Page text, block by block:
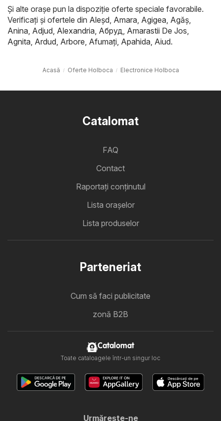
Și alte orașe pun la dispoziție oferte speciale favorabile.
Verificați și ofertele din Aleşd Amara Agigea Agăş
Anina Adjud Alexandria Абруд Amarastii De Jos
Agnita Ardud Arbore Afumaţi Apahida Aiud.
Acasă Oferte Holboca Electronice Holboca
Catalomat
FAQ
Contact
Raportați conținutul
Lista oraşelor
Lista produselor
Parteneriat
Cum să faci publicitate
zonă B2B
Catalomat
Toate cataloagele într-un singur loc
Urmăreşte-ne